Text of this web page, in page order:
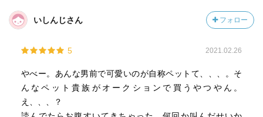
いしんじさん フォロー
5 2021.02.26
やべー。あんな男前で可愛いのが自称ペットて、、、。そ
んなペット貴族がオークションで買うやつやん。
え、、、？